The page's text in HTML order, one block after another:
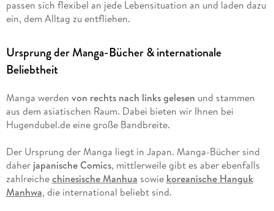
passen sich flexibel an jede Lebensituation an und laden dazu
ein, dem Alltag zu entfliehen.
Ursprung der Manga-Bücher & internationale
Beliebtheit
Manga werden von rechts nach links gelesen und stammen
aus dem asiatischen Raum. Dabei bieten wir Ihnen bei
Hugendubel.de eine große Bandbreite.
Der Ursprung der Manga liegt in Japan. Manga-Bücher sind
daher japanische Comics, mittlerweile gibt es aber ebenfalls
zahlreichechinesische Manhua sowie koreanische Hanguk
Manhwa, die international beliebt sind.